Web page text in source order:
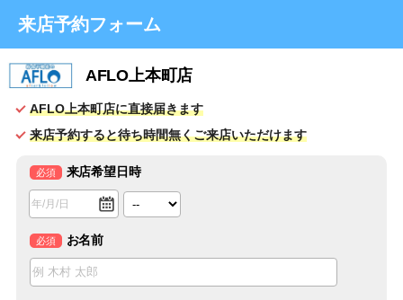
来店予約フォーム
AFLO上本町店
AFLO上本町店に直接届きます
来店予約すると待ち時間無くご来店いただけます
必須 来店希望日時
必須 お名前